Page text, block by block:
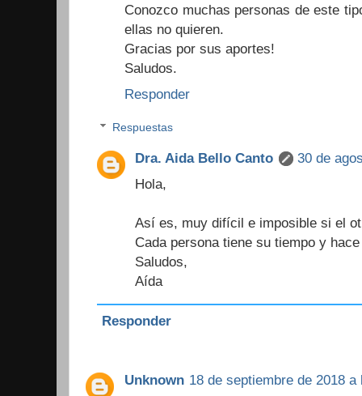
Conozco muchas personas de este
ellas no quieren.
Gracias por sus aportes!
Saludos.
Responder
Respuestas
Dra. Aida Bello Canto
30 de
Hola,
Así es, muy difícil e imposible si el
Cada persona tiene su tiempo y
Saludos,
Aída
Responder
Unknown 18 de septiembre de 2018 a